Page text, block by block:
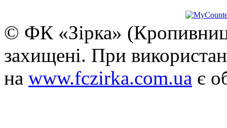
© ФК «Зірка»
захищені. При
на www.fczirka.com.ua є